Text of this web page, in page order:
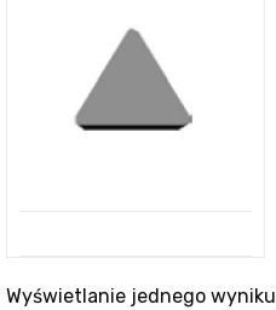
Wyświetlanie jednego wyniku